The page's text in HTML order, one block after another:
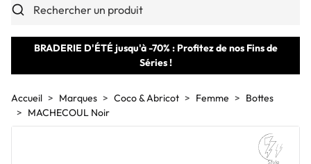
Rechercher un produit
BRADERIE D'ÉTÉ jusqu'à -70% : Profitez de nos Fins de
Séries !
Accueil Marques Coco & Abricot Femme
Bottes
MACHECOUL Noir